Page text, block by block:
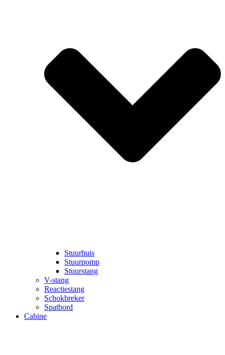
Stuurhuis
Stuurpomp
Stuurstang
V-stang
Reactiestang
Schokbreker
Spatbord
Cabine